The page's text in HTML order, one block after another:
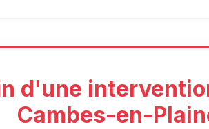
d'une
Cambes-en-